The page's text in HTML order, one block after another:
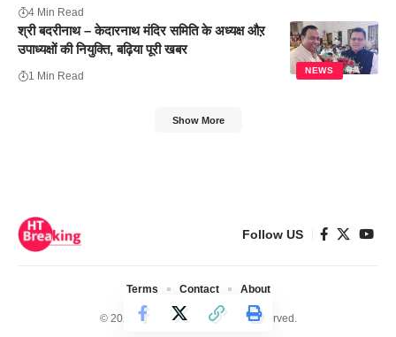
4 Min Read
NEWS
श्री बदरीनाथ – केदारनाथ मंदिर समिति के अध्यक्ष औऱ
उपाध्यक्षों की नियुक्ति, बढ़िया पूरी खबर
1 Min Read
Show More
Follow US
© 2024 Ht Breaking. All Rights Reserved.
Terms Contact About